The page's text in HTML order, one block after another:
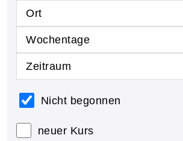
Ort
Wochentage
Zeitraum
Nicht begonnen
neuer Kurs